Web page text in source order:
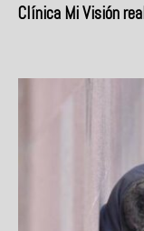
Clínica Mi Visión